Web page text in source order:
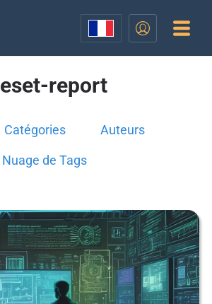
eset-report
Catégories Auteurs
Nuage de Tags